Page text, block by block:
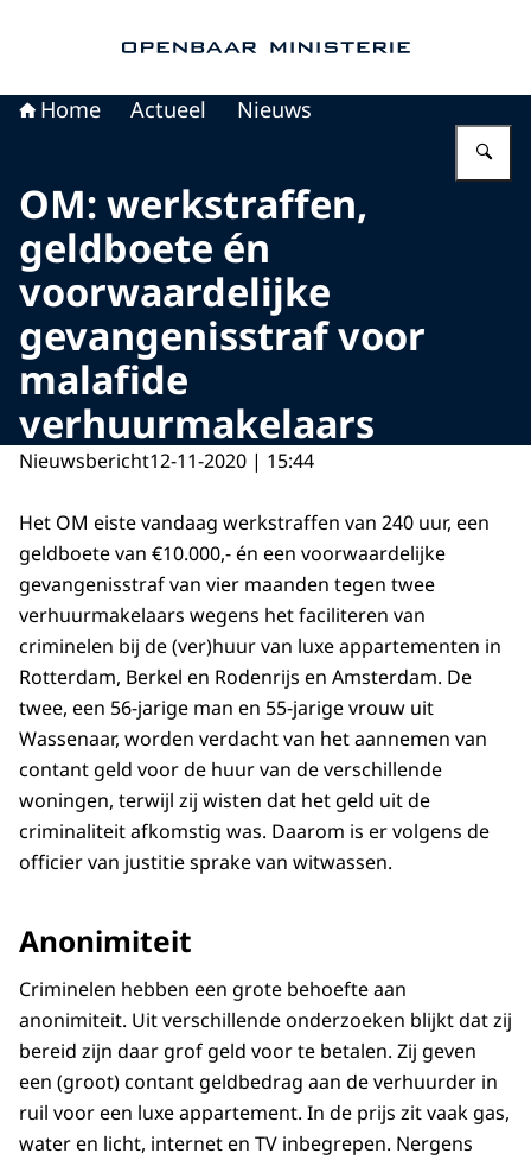
Home Actueel Nieuws
OM: werkstraffen,
geldboete én
voorwaardelijke
gevangenisstraf voor
malafide
verhuurmakelaars
Nieuwsbericht12-11-2020 | 15:44
Het OM eiste vandaag werkstraffen van 240 uur, een
geldboete van €10.000,- én een voorwaardelijke
gevangenisstraf van vier maanden tegen twee
verhuurmakelaars wegens het faciliteren van
criminelen bij de (ver)huur van luxe appartementen in
Rotterdam, Berkel en Rodenrijs en Amsterdam. De
twee, een 56-jarige man en 55-jarige vrouw uit
Wassenaar, worden verdacht van het aannemen van
contant geld voor de huur van de verschillende
woningen, terwijl zij wisten dat het geld uit de
criminaliteit afkomstig was. Daarom is er volgens de
officier van justitie sprake van witwassen.
Anonimiteit
Criminelen hebben een grote behoefte aan
anonimiteit. Uit verschillende onderzoeken blijkt dat zij
bereid zijn daar grof geld voor te betalen. Zij geven
een (groot) contant geldbedrag aan de verhuurder in
ruil voor een luxe appartement. In de prijs zit vaak gas,
water en licht, internet en TV inbegrepen. Nergens